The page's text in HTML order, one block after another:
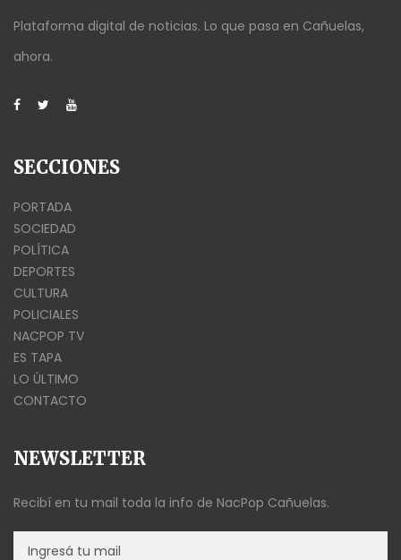
Plataforma digital de noticias. Lo que pasa en Cañuelas,
ahora.
SECCIONES
PORTADA
SOCIEDAD
POLÍTICA
DEPORTES
CULTURA
POLICIALES
NACPOP TV
ES TAPA
LO ÚLTIMO
CONTACTO
NEWSLETTER
Recibí en tu mail toda la info de NacPop Cañuelas.